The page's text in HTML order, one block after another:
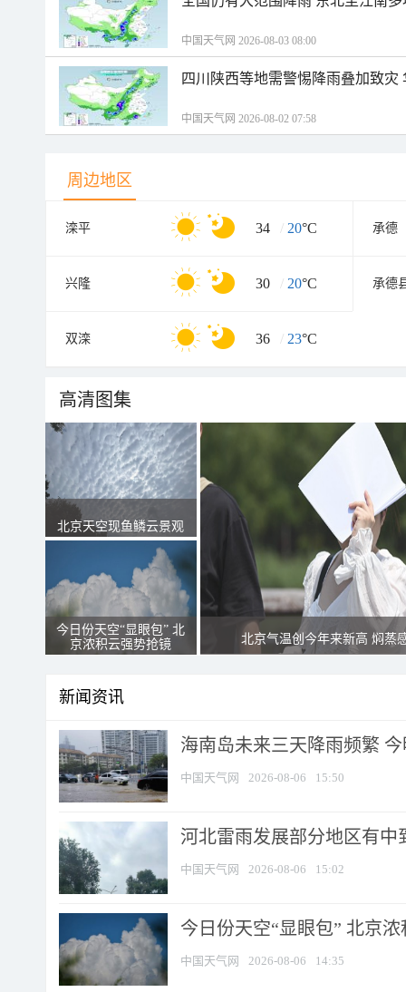
中国天气网 2026-08-03 08:00
四川陕西等地需警惕降雨叠加致
中国天气网 2026-08-02 07:58
周边地区
滦平 34 / 20°C 承德
兴隆 30 / 20°C 承德
双滦 36 / 23°C
高清图集
北京天空现鱼鳞云景观
今日份天空“显眼包” 北
京浓积云强势抢镜
北京气温创今年来新高 焖蒸
新闻资讯
海南岛未来三天降雨频繁
中国天气网 2026-08-06 15:50
河北雷雨发展部分地区有中
中国天气网 2026-08-06 15:02
今日份天空“显眼包” 北京
中国天气网 2026-08-06 14:35